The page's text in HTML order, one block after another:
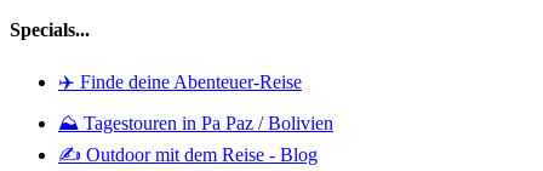
Specials...
✈️ Finde deine Abenteuer-Reise
⛰️ Tagestouren in Pa Paz / Bolivien
✍️ Outdoor mit dem Reise - Blog